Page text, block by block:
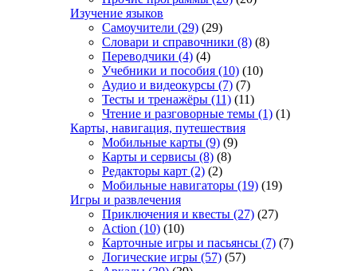
Изучение языков
Самоучители (29) (29)
Словари и справочники (8) (8)
Переводчики (4) (4)
Учебники и пособия (10) (10)
Аудио и видеокурсы (7) (7)
Тесты и тренажёры (11) (11)
Чтение и разговорные темы (1) (1)
Карты, навигация, путешествия
Мобильные карты (9) (9)
Карты и сервисы (8) (8)
Редакторы карт (2) (2)
Мобильные навигаторы (19) (19)
Игры и развлечения
Приключения и квесты (27) (27)
Action (10) (10)
Карточные игры и пасьянсы (7) (7)
Логические игры (57) (57)